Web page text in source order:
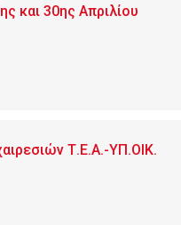
και 30ης Απριλίου
Τ.Ε.Α.-ΥΠ.ΟΙΚ.